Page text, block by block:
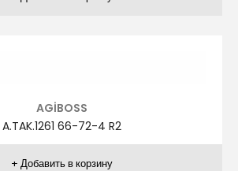
AGİBOSS
A.TAK.1235 50-60-6 R5